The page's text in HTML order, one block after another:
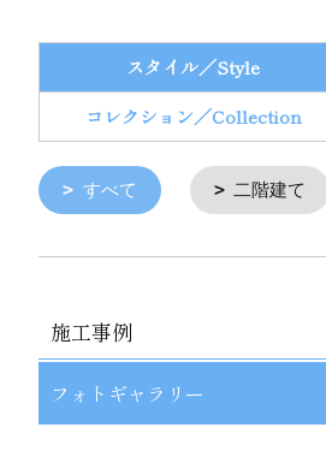
スタイル／Style
コレクション／Collection
すべて 二階建て
施工事例
フォトギャラリー